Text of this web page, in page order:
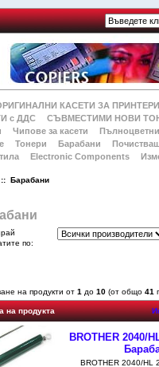
КАСЕТИ ЗА
с ДДС
СЪВМЕСТИМИ НОВИ
Чипове за касети
Тонери Барабани
Electronic Components
:: Барабани
по:
на продукти от 1 до 10(от общо 41
на продукта
BROTHER 2040/
BROTHER 2040/HL